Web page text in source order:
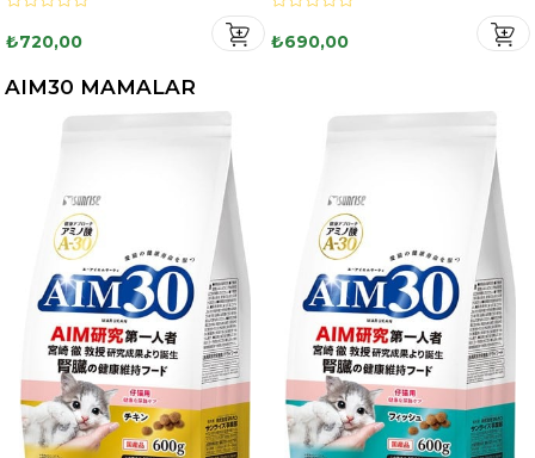
₺720,00 ₺690,00
AIM30 MAMALAR